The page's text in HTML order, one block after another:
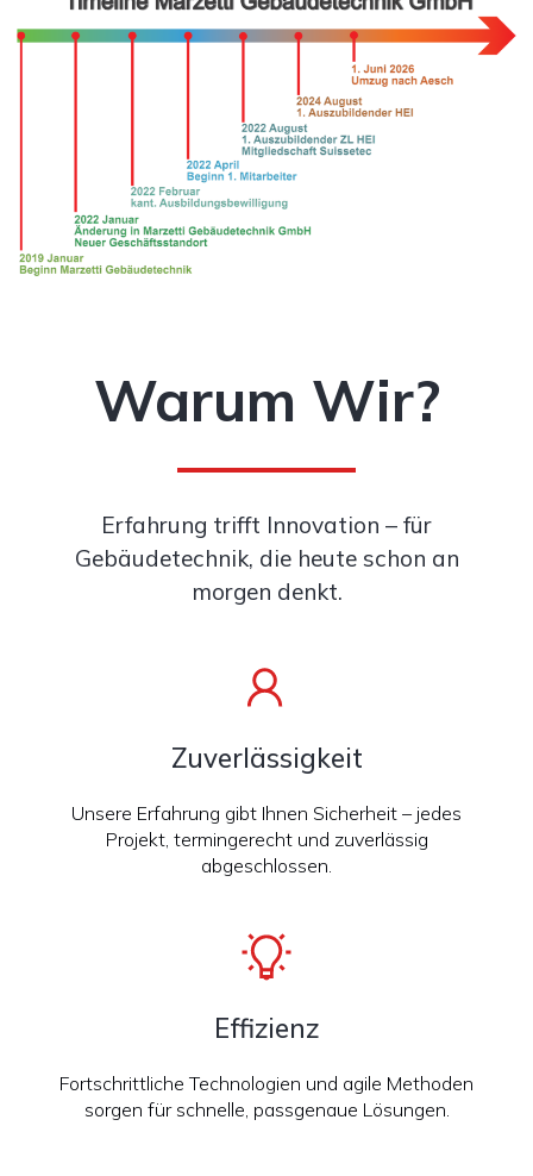
Warum Wir?
Erfahrung trifft Innovation – für
Gebäudetechnik, die heute schon an
morgen denkt.
Zuverlässigkeit
Unsere Erfahrung gibt Ihnen Sicherheit – jedes
Projekt, termingerecht und zuverlässig
abgeschlossen.
Effizienz
Fortschrittliche Technologien und agile Methoden
sorgen für schnelle, passgenaue Lösungen.